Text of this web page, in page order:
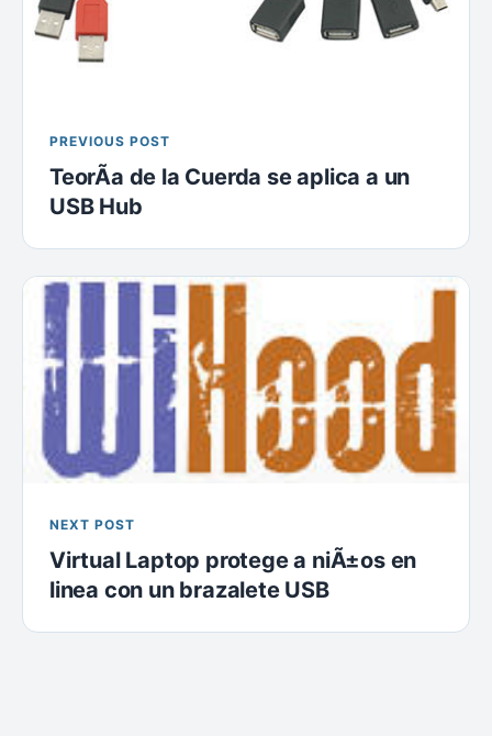
PREVIOUS POST
TeorÃ­a de la Cuerda se aplica a un
USB Hub
NEXT POST
Virtual Laptop protege a niÃ±os en
linea con un brazalete USB